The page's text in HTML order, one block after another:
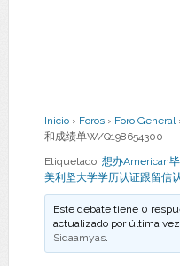
Inicio › Foros › Foro General
和成绩单W/Q198654300
Etiquetado: 想办American
美利坚大学学历认证跟留信
Este debate tiene 0
actualizado por última
Sidaamyas.